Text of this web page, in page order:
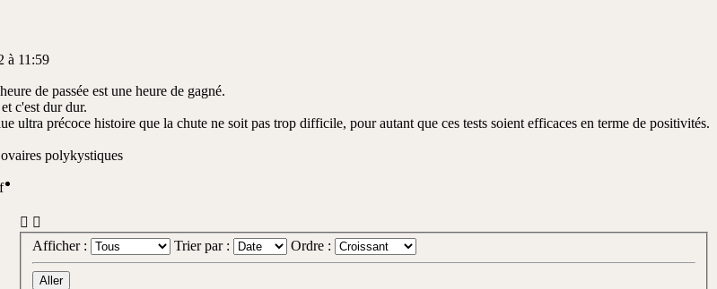
à 11:59
de passée est une heure de gagné.
c'est dur dur.
ultra précoce histoire que la chute ne soit pas trop difficile, pour autant que ces tests soient efficaces en terme de positivités.
polykystiques
Afficher : Trier par : Ordre :